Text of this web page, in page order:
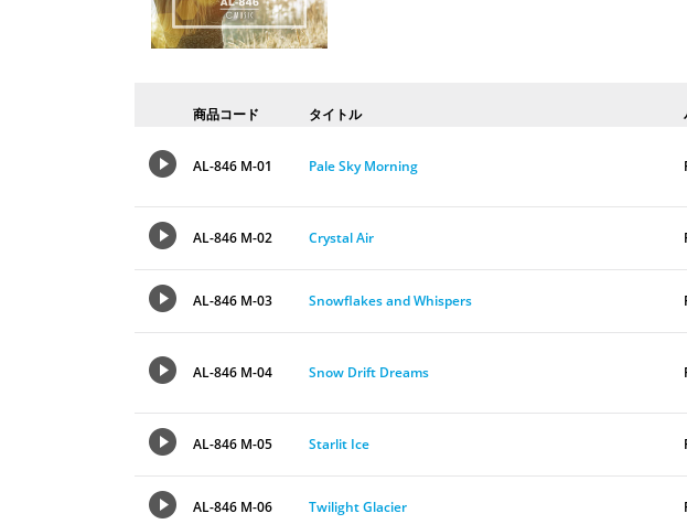
商品コード タイトル
AL-846 M-01 Pale Sky Morning
AL-846 M-02 Crystal Air
AL-846 M-03 Snowflakes and Whispers
AL-846 M-04 Snow Drift Dreams
AL-846 M-05 Starlit Ice
AL-846 M-06 Twilight Glacier